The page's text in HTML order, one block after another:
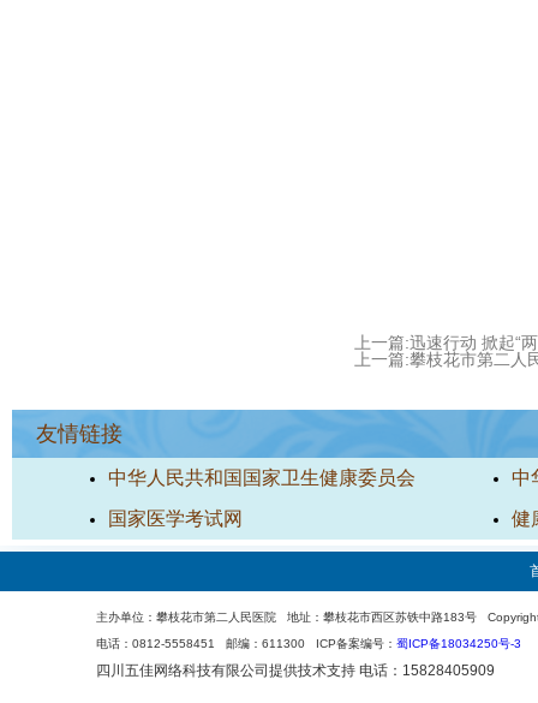
上一篇:迅速行动 掀起“
上一篇:攀枝花市第二
友情链接
中华人民共和国国家卫生健康委员会
国家医学考试网
中
健
主办单位：攀枝花市第二人民医院 地址：攀枝花市西区苏铁中路183号
电话：0812-5558451 邮编：611300 ICP备案编号： 蜀ICP备18034250号-3
四川五佳网络科技有限公司 提供技术支持 电话：15828405909